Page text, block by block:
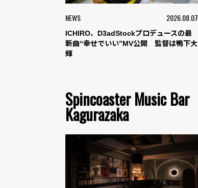
NEWS 2026.08.07
ICHIRO、D3adStockプロデュースの最
新曲“幸せでいい”MV公開 監督は鴨下大
輝
Spincoaster Music Bar
Kagurazaka